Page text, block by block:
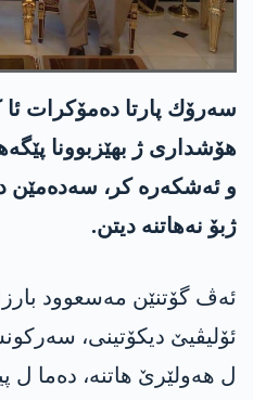
سه‌رۆك پارتا ده‌مۆكرات ئا
هۆشداری ژ بهێزبوونا
و ئه‌شكه‌ره‌ كر، سه‌ده‌مێن
ژبۆ نه‌هاتنه‌ دیتن.
ئه‌ڤ گۆتنێن مه‌سعوود
ئۆلیڤیێ دیکۆتینی،
ل هه‌ولێرێ هاتنه‌، ده‌ما ل